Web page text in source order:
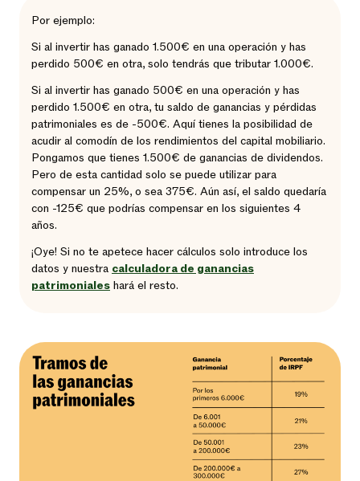
Por ejemplo:
Si al invertir has ganado 1.500€ en una operación y has
perdido 500€ en otra, solo tendrás que tributar 1.000€.
Si al invertir has ganado 500€ en una operación y has
perdido 1.500€ en otra, tu saldo de ganancias y pérdidas
patrimoniales es de -500€. Aquí tienes la posibilidad de
acudir al comodín de los rendimientos del capital mobiliario.
Pongamos que tienes 1.500€ de ganancias de dividendos.
Pero de esta cantidad solo se puede utilizar para
compensar un 25%, o sea 375€. Aún así, el saldo quedaría
con -125€ que podrías compensar en los siguientes 4
años.
¡Oye! Si no te apetece hacer cálculos solo introduce los
datos y nuestra calculadora de ganancias
patrimoniales hará el resto.